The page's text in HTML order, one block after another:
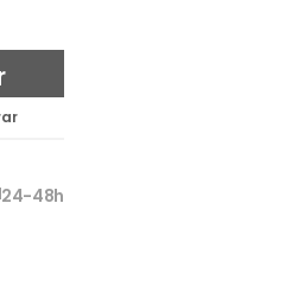
24-48h